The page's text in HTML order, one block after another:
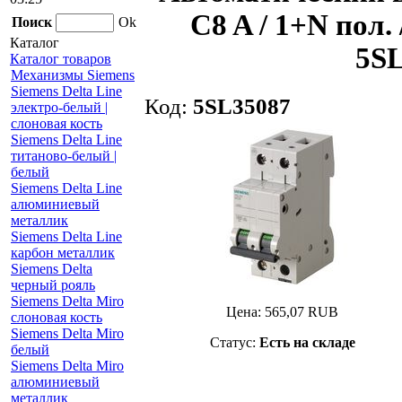
Поиск
Ok
Каталог
Каталог товаров
Механизмы Siemens
Siemens Delta Line
электро-белый |
слоновая кость
Siemens Delta Line
титаново-белый |
белый
Siemens Delta Line
алюминиевый
металлик
Siemens Delta Line
карбон металлик
Siemens Delta
черный рояль
Siemens Delta Miro
слоновая кость
Siemens Delta Miro
белый
Siemens Delta Miro
алюминиевый
металлик
C8 A / 1+N пол.
Код: 5SL35087
Цена: 565,07 RUB
Статус: Есть на складе